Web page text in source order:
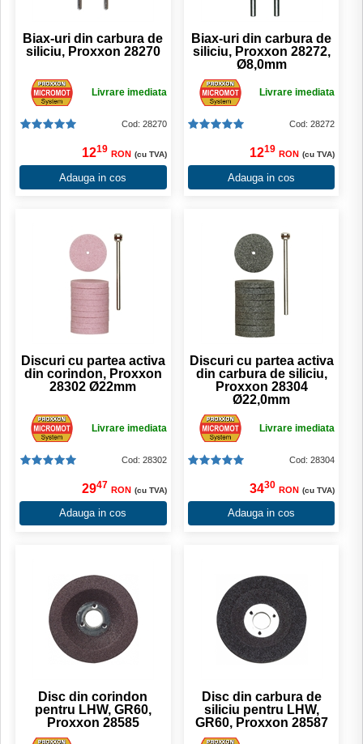
Biax-uri din carbura de
siliciu, Proxxon 28270
Livrare imediata
Cod: 28270
1219 RON (cu TVA)
Adauga in cos
Biax-uri din carbura de
siliciu, Proxxon 28272,
Ø8,0mm
Livrare imediata
Cod: 28272
1219 RON (cu TVA)
Adauga in cos
Discuri cu partea activa
din corindon, Proxxon
28302 Ø22mm
Livrare imediata
Cod: 28302
2947 RON (cu TVA)
Adauga in cos
Discuri cu partea activa
din carbura de siliciu,
Proxxon 28304
Ø22,0mm
Livrare imediata
Cod: 28304
3430 RON (cu TVA)
Adauga in cos
Disc din corindon
pentru LHW, GR60,
Proxxon 28585
Disc din carbura de
siliciu pentru LHW,
GR60, Proxxon 28587